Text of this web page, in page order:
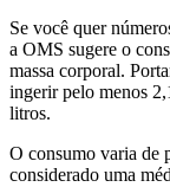
Se você quer
a OMS sugere o
massa corporal.
ingerir pelo menos
litros.
O consumo varia de
considerado uma